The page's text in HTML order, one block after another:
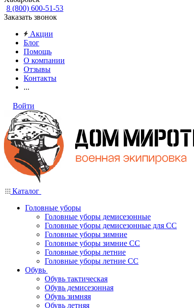
8 (800) 600-51-53
Заказать звонок
Акции
Блог
Помощь
О компании
Отзывы
Контакты
...
Войти
Каталог
Головные уборы
Головные уборы демисезонные
Головные уборы демисезонные для СС
Головные уборы зимние
Головные уборы зимние СС
Головные уборы летние
Головные уборы летние СС
Обувь
Обувь тактическая
Обувь демисезонная
Обувь зимняя
Обувь летняя